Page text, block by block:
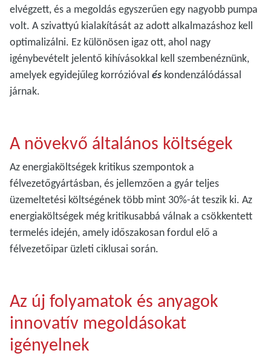
elvégzett, és a megoldás egyszerűen egy nagyobb pumpa
volt. A szivattyú kialakítását az adott alkalmazáshoz kell
optimalizálni. Ez különösen igaz ott, ahol nagy
igénybevételt jelentő kihívásokkal kell szembenéznünk,
amelyek egyidejűleg korrózióval és kondenzálódással
járnak.
A növekvő általános költségek
Az energiaköltségek kritikus szempontok a
félvezetőgyártásban, és jellemzően a gyár teljes
üzemeltetési költségének több mint 30%-át teszik ki. Az
energiaköltségek még kritikusabbá válnak a csökkentett
termelés idején, amely időszakosan fordul elő a
félvezetőipar üzleti ciklusai során.
Az új folyamatok és anyagok
innovatív megoldásokat
igényelnek